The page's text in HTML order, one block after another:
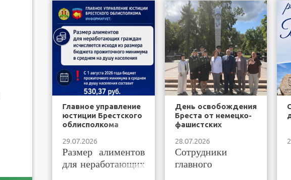
меры уголовной
ответственности
Главное управление
юстиции Брестского
облисполкома
29.07.2026
Размер алиментов
для неработающих
День освобождения
Бреста от немецко-
фашистских
28.07.2026
Сотрудники
главного